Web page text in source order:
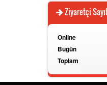
Ziyaretçi
Online
Bugün
Toplam